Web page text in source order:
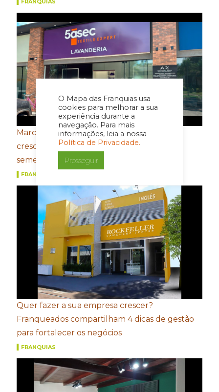
O Mapa das Franquias usa
cookies para melhorar a sua
experiência durante a
navegação. Para mais
informações, leia a nossa
Política de Privacidade.
Prosseguir
FRANQUIAS
Marcas do Grupo FROTH registram
crescimento de dois dígitos no primeiro
semestre
FRANQUIAS
Quer fazer a sua empresa crescer?
Franqueados compartilham 4 dicas de gestão
para fortalecer os negócios
FRANQUIAS